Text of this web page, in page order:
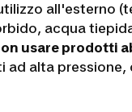
all'esterno
acqua
usare prodotti
ad alta